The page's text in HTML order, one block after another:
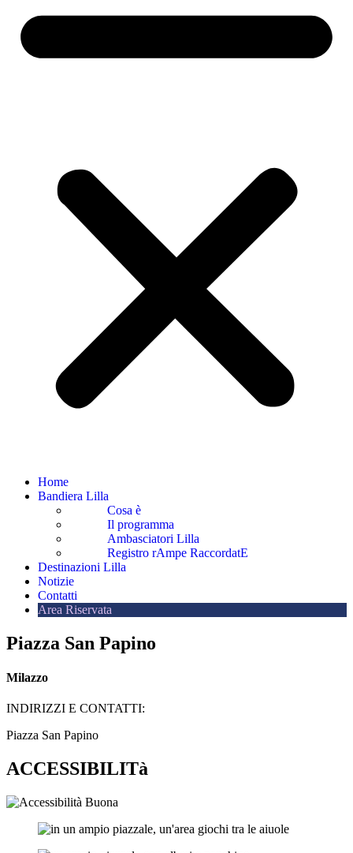
Home
Bandiera Lilla
Cosa è
Il programma
Ambasciatori Lilla
Registro rAmpe RaccordatE
Destinazioni Lilla
Notizie
Contatti
Area Riservata
Piazza San Papino
Milazzo
INDIRIZZI E CONTATTI:​
Piazza San Papino
ACCESSIBILITà